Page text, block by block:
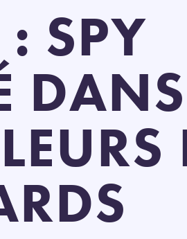
SPY